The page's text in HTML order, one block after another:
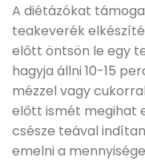
A diétázókat
teakeverék
előtt öntsön le egy
hagyja állni 10-15
mézzel vagy
előtt ismét megihat
csésze teával
emelni a